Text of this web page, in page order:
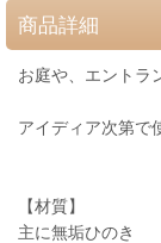
商品詳細
お庭や、エント
アイディア次第で
【材質】
主に無垢ひのき